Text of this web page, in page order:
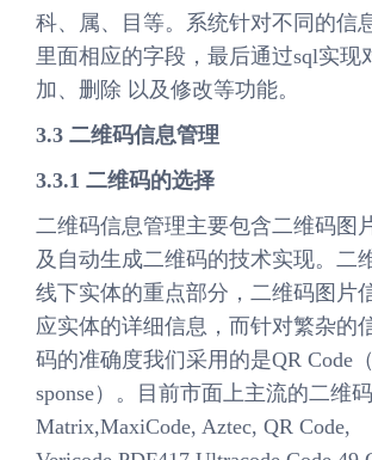
科、属、目等。系统针对不同的信
里面相应的字段，最后通过sql实现
加、删除 以及修改等功能。
3.3 二维码信息管理
3.3.1 二维码的选择
二维码信息管理主要包含二维码图
及自动生成二维码的技术实现。二
线下实体的重点部分，二维码图片
应实体的详细信息，而针对繁杂的
码的准确度我们采用的是QR Code
sponse）。目前市面上主流的二维
Matrix,MaxiCode, Aztec, QR Code,